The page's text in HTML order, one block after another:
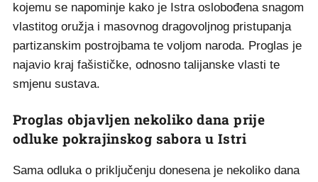
kojemu se napominje kako je Istra oslobođena snagom
vlastitog oružja i masovnog dragovoljnog pristupanja
partizanskim postrojbama te voljom naroda. Proglas je
najavio kraj fašističke, odnosno talijanske vlasti te
smjenu sustava.
Proglas objavljen nekoliko dana prije
odluke pokrajinskog sabora u Istri
Sama odluka o priključenju donesena je nekoliko dana